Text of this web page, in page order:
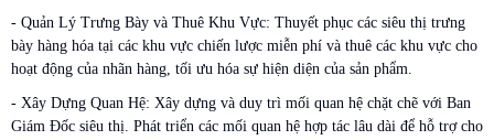
- Quản Lý Trưng Bày và Thuê Khu Vực: Thuyết phục các siêu thị trưng
bày hàng hóa tại các khu vực chiến lược miễn phí và thuê các khu vực cho
hoạt động của nhãn hàng, tối ưu hóa sự hiện diện của sản phẩm.
- Xây Dựng Quan Hệ: Xây dựng và duy trì mối quan hệ chặt chẽ với Ban
Giám Đốc siêu thị. Phát triển các mối quan hệ hợp tác lâu dài để hỗ trợ cho